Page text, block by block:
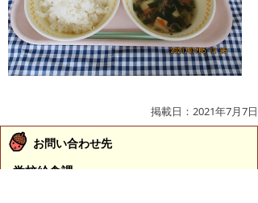
掲載日：2021年7月7日
お問い合わせ先
学校給食課